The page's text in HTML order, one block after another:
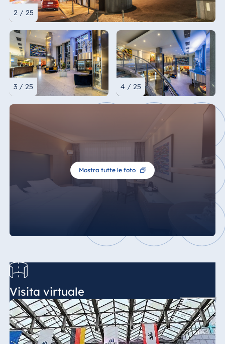
2 / 25
3 / 25 4 / 25
Mostra tutte le foto
Visita virtuale